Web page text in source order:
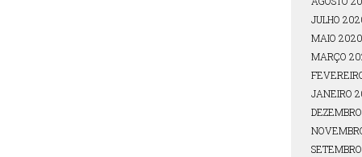
JULHO
MAIO 2020
MARÇO
JANEIRO